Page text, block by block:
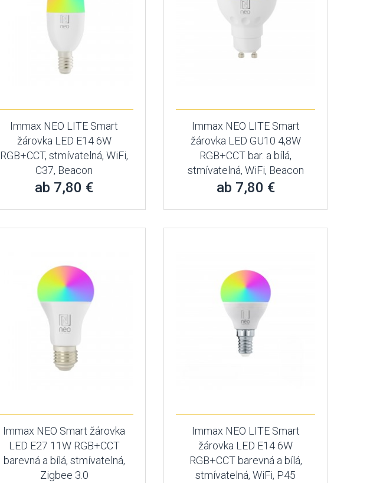
Immax NEO LITE Smart
žárovka LED E14 6W
RGB+CCT, stmívatelná, WiFi,
C37, Beacon
ab 7,80 €
Immax NEO LITE Smart
žárovka LED GU10 4,8W
RGB+CCT bar. a bílá,
stmívatelná, WiFi, Beacon
ab 7,80 €
Immax NEO Smart žárovka
LED E27 11W RGB+CCT
barevná a bílá, stmívatelná,
Zigbee 3.0
Immax NEO LITE Smart
žárovka LED E14 6W
RGB+CCT barevná a bílá,
stmívatelná, WiFi, P45